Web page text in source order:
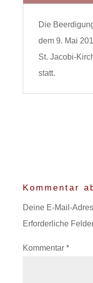
Die
dem 9. Mai
St. Jacobi-
statt.
Kommentar
Deine E-Mail-
Erforderliche
Kommentar *